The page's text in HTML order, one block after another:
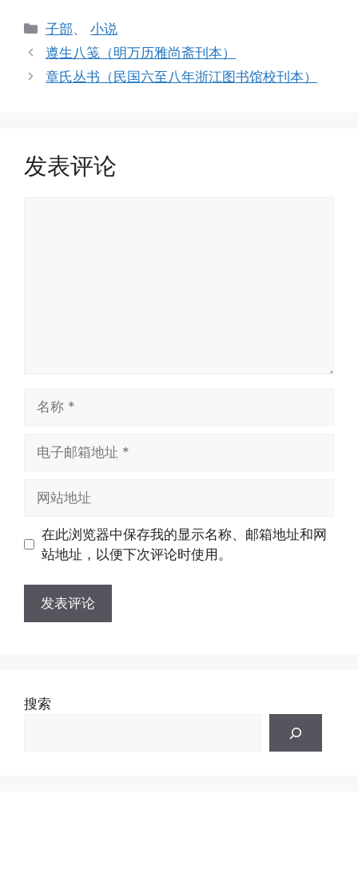
分
类
子部、小说
遵生八笺（明万历雅尚斋刊本）
章氏丛书（民国六至八年浙江图书馆校刊本）
发表评论
址
址
在此浏览器中保存我的显示名称、邮箱地址和网
站地址，以便下次评论时使用。
搜索